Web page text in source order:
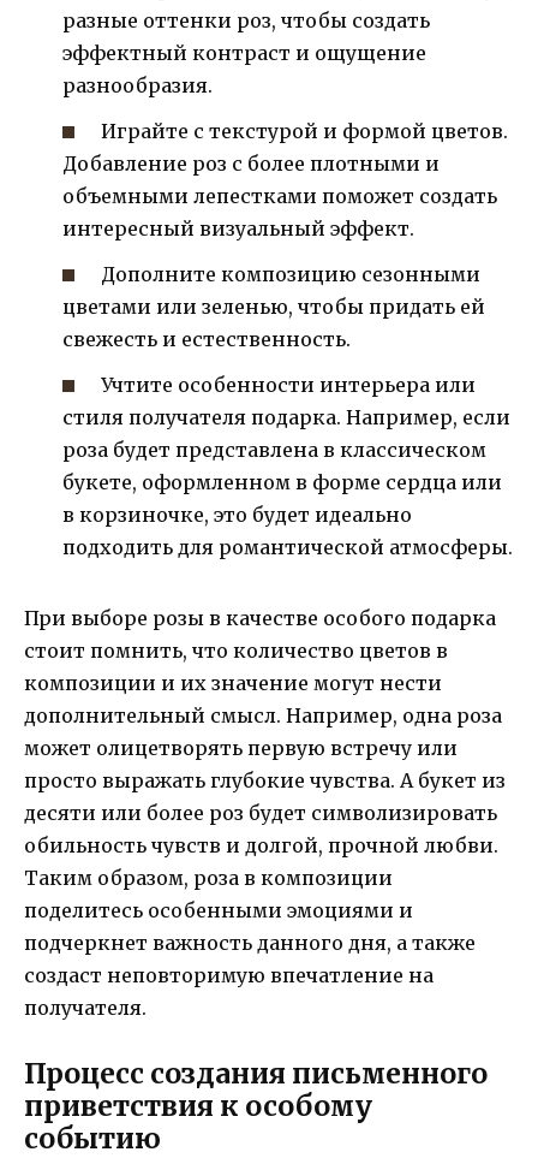
разные оттенки роз, чтобы создать
эффектный контраст и ощущение
разнообразия.
Играйте с текстурой и формой цветов.
Добавление роз с более плотными и
объемными лепестками поможет создать
интересный визуальный эффект.
Дополните композицию сезонными
цветами или зеленью, чтобы придать ей
свежесть и естественность.
Учтите особенности интерьера или
стиля получателя подарка. Например, если
роза будет представлена в классическом
букете, оформленном в форме сердца или
в корзиночке, это будет идеально
подходить для романтической атмосферы.
При выборе розы в качестве особого подарка
стоит помнить, что количество цветов в
композиции и их значение могут нести
дополнительный смысл. Например, одна роза
может олицетворять первую встречу или
просто выражать глубокие чувства. А букет из
десяти или более роз будет символизировать
обильность чувств и долгой, прочной любви.
Таким образом, роза в композиции
поделитесь особенными эмоциями и
подчеркнет важность данного дня, а также
создаст неповторимую впечатление на
получателя.
Процесс создания письменного
приветствия к особому
событию